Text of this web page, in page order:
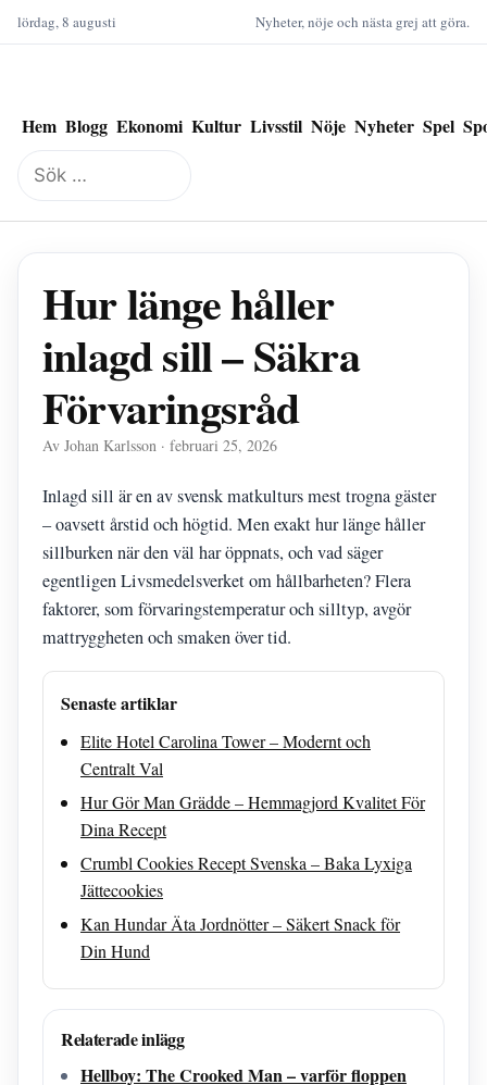
lördag, 8 augusti Nyheter, nöje och nästa grej att göra.
Hem Blogg Ekonomi Kultur Livsstil Nöje Nyheter Spel
Sök
efter:
Hur länge håller
inlagd sill – Säkra
Förvaringsråd
Av Johan Karlsson · februari 25, 2026
Inlagd sill är en av svensk matkulturs mest trogna gäster
– oavsett årstid och högtid. Men exakt hur länge håller
sillburken när den väl har öppnats, och vad säger
egentligen Livsmedelsverket om hållbarheten? Flera
faktorer, som förvaringstemperatur och silltyp, avgör
mattryggheten och smaken över tid.
Senaste artiklar
Elite Hotel Carolina Tower – Modernt och
Centralt Val
Hur Gör Man Grädde – Hemmagjord Kvalitet För
Dina Recept
Crumbl Cookies Recept Svenska – Baka Lyxiga
Jättecookies
Kan Hundar Äta Jordnötter – Säkert Snack för
Din Hund
Relaterade inlägg
Hellboy: The Crooked Man – varför floppen